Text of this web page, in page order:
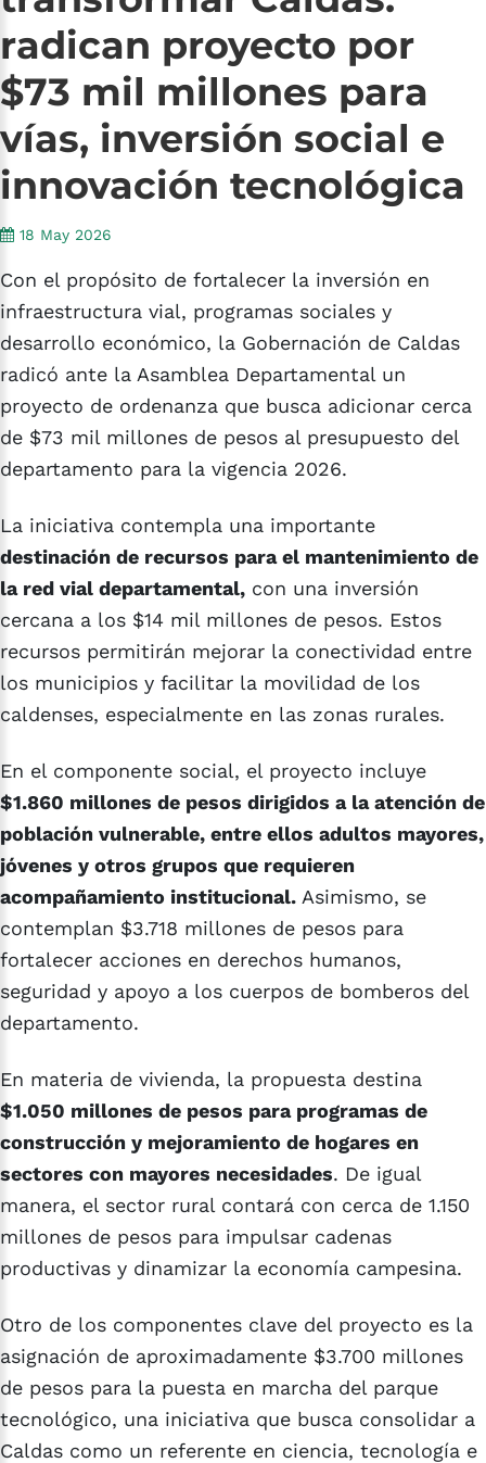
radican proyecto por
$73 mil millones para
vías, inversión social e
innovación tecnológica
18 May 2026
Con el propósito de fortalecer la inversión en
infraestructura vial, programas sociales y
desarrollo económico, la Gobernación de Caldas
radicó ante la Asamblea Departamental un
proyecto de ordenanza que busca adicionar cerca
de $73 mil millones de pesos al presupuesto del
departamento para la vigencia 2026.
La iniciativa contempla una importante
destinación de recursos para el mantenimiento de
la red vial departamental, con una inversión
cercana a los $14 mil millones de pesos. Estos
recursos permitirán mejorar la conectividad entre
los municipios y facilitar la movilidad de los
caldenses, especialmente en las zonas rurales.
En el componente social, el proyecto incluye
$1.860 millones de pesos dirigidos a la atención de
población vulnerable, entre ellos adultos mayores,
jóvenes y otros grupos que requieren
acompañamiento institucional. Asimismo, se
contemplan $3.718 millones de pesos para
fortalecer acciones en derechos humanos,
seguridad y apoyo a los cuerpos de bomberos del
departamento.
En materia de vivienda, la propuesta destina
$1.050 millones de pesos para programas de
construcción y mejoramiento de hogares en
sectores con mayores necesidades. De igual
manera, el sector rural contará con cerca de 1.150
millones de pesos para impulsar cadenas
productivas y dinamizar la economía campesina.
Otro de los componentes clave del proyecto es la
asignación de aproximadamente $3.700 millones
de pesos para la puesta en marcha del parque
tecnológico, una iniciativa que busca consolidar a
Caldas como un referente en ciencia, tecnología e